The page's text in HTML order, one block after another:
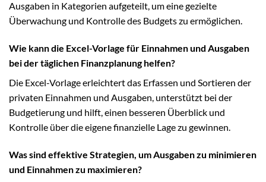
Ausgaben in Kategorien aufgeteilt, um eine gezielte
Überwachung und Kontrolle des Budgets zu ermöglichen.
Wie kann die Excel-Vorlage für Einnahmen und Ausgaben
bei der täglichen Finanzplanung helfen?
Die Excel-Vorlage erleichtert das Erfassen und Sortieren der
privaten Einnahmen und Ausgaben, unterstützt bei der
Budgetierung und hilft, einen besseren Überblick und
Kontrolle über die eigene finanzielle Lage zu gewinnen.
Was sind effektive Strategien, um Ausgaben zu minimieren
und Einnahmen zu maximieren?